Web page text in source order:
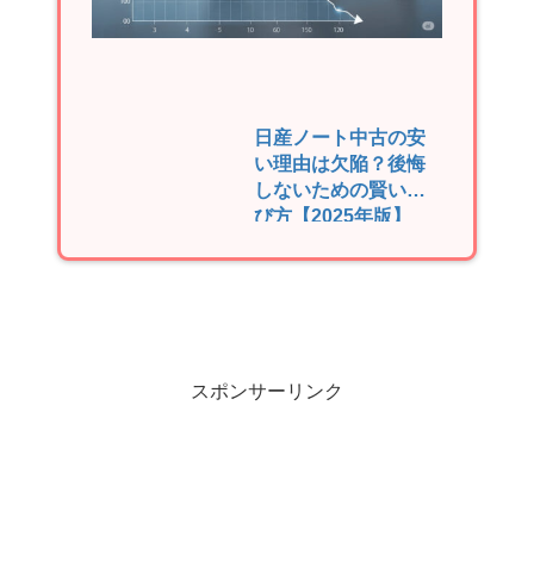
日産ノート中古の安
い理由は欠陥？後悔
しないための賢い選
び方【2025年版】
スポンサーリンク